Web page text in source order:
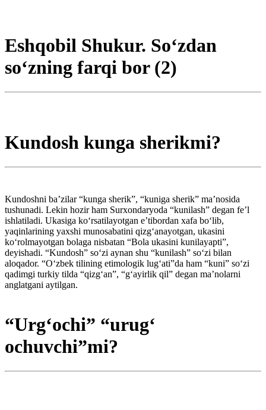
Eshqobil Shukur. So‘zdan
so‘zning farqi bor (2)
Kundosh kunga sherikmi?
Kundoshni ba’zilar “kunga sherik”, “kuniga sherik” ma’nosida
tushunadi. Lekin hozir ham Surxondaryoda “kunilash” degan fe’l
ishlatiladi. Ukasiga ko‘rsatilayotgan e’tibordan xafa bo‘lib,
yaqinlarining yaxshi munosabatini qizg‘anayotgan, ukasini
ko‘rolmayotgan bolaga nisbatan “Bola ukasini kunilayapti”,
deyishadi. “Kundosh” so‘zi aynan shu “kunilash” so‘zi bilan
aloqador. “O‘zbek tilining etimologik ­lug‘ati”da ham “kuni” so‘zi
qadimgi turkiy tilda “qizg‘an”, “g‘ayirlik qil” degan ma’nolarni
anglatgani aytilgan.
“Urg‘ochi” “urug‘
ochuvchi”mi?